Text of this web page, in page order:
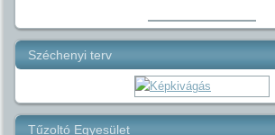
Széchenyi terv
Tűzoltó Egyesület